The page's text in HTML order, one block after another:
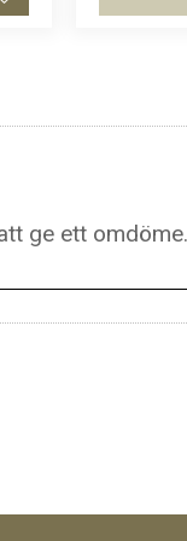
Lägg till i favoriter